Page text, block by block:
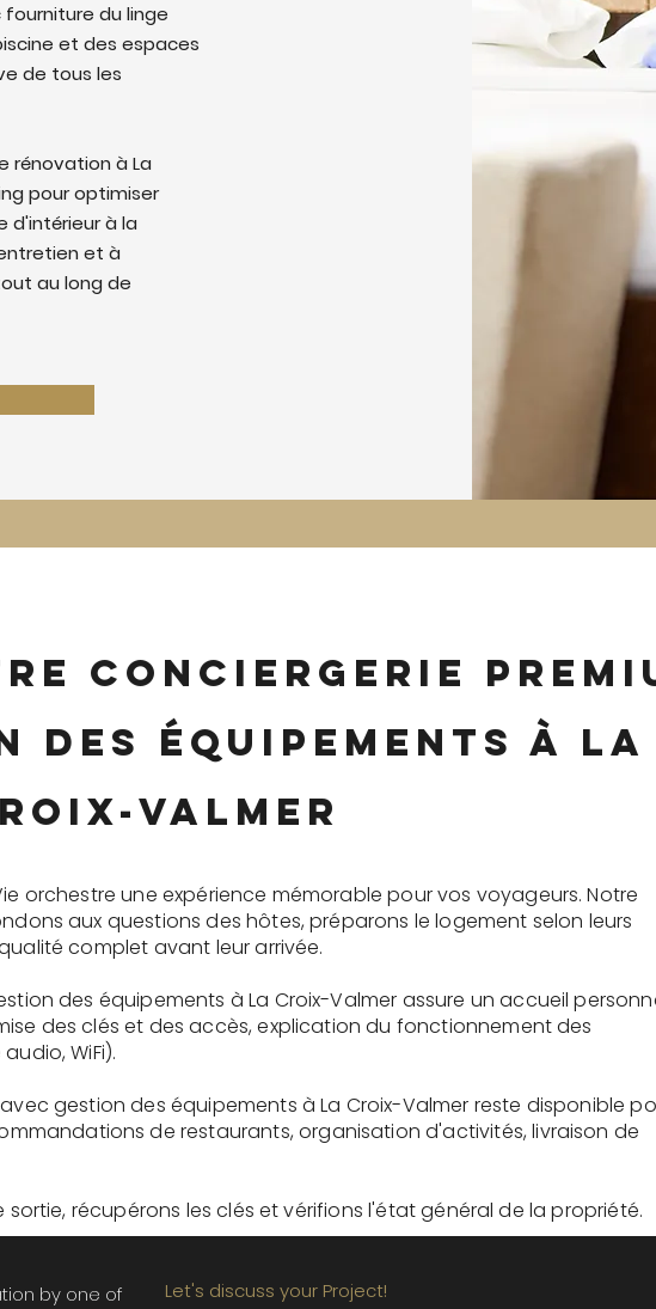
du linge
et des espaces
de tous les
rénovation à La
pour optimiser
d'intérieur à la
et à
au long de
conciergerie
des équipements à La
Valmer
orchestre une expérience mémorable pour vos voyageurs. Notre
aux questions des hôtes, préparons le logement selon leurs
complet avant leur arrivée.
des équipements à La Croix-Valmer assure un accueil
des clés et des accès, explication du fonctionnement des
WiFi).
gestion des équipements à La Croix-Valmer reste disponible
de restaurants, organisation d'activités, livraison de
récupérons les clés et vérifions l'état général de la propriété.
by one of
Let's discuss your Project!